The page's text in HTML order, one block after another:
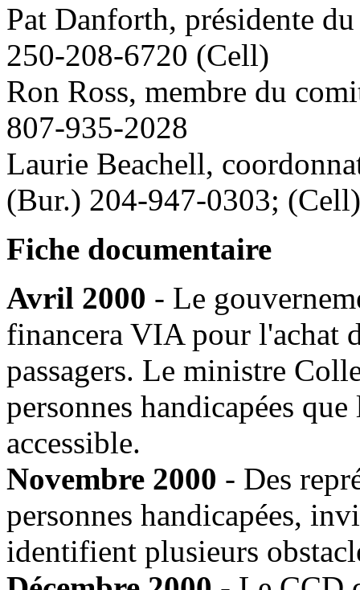
Pat Danforth, présidente
250-208-6720 (Cell)
Ron Ross, membre du
807-935-2028
Laurie Beachell,
(Bur.) 204-947-0303;
Fiche documentaire
Avril 2000 - Le
financera VIA pour l'achat
passagers. Le ministre
personnes handicapées
accessible.
Novembre 2000 - Des
personnes handicapées,
identifient plusieurs